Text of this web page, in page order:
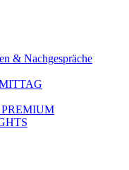
& Nachgespräche